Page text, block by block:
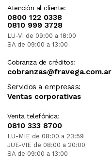
Atención al cliente:
0800 122 0338
0810 999 3728
LU-VI de 09:00 a 18:00
SA de 09:00 a 13:00
Cobranza de créditos:
cobranzas@fravega.com.ar
Servicios a empresas:
Ventas corporativas
Venta telefónica:
0810 333 8700
LU-MIE de 08:00 a 23:59
JUE-VIE de 08:00 a 20:00
SA de 09:00 a 13:00